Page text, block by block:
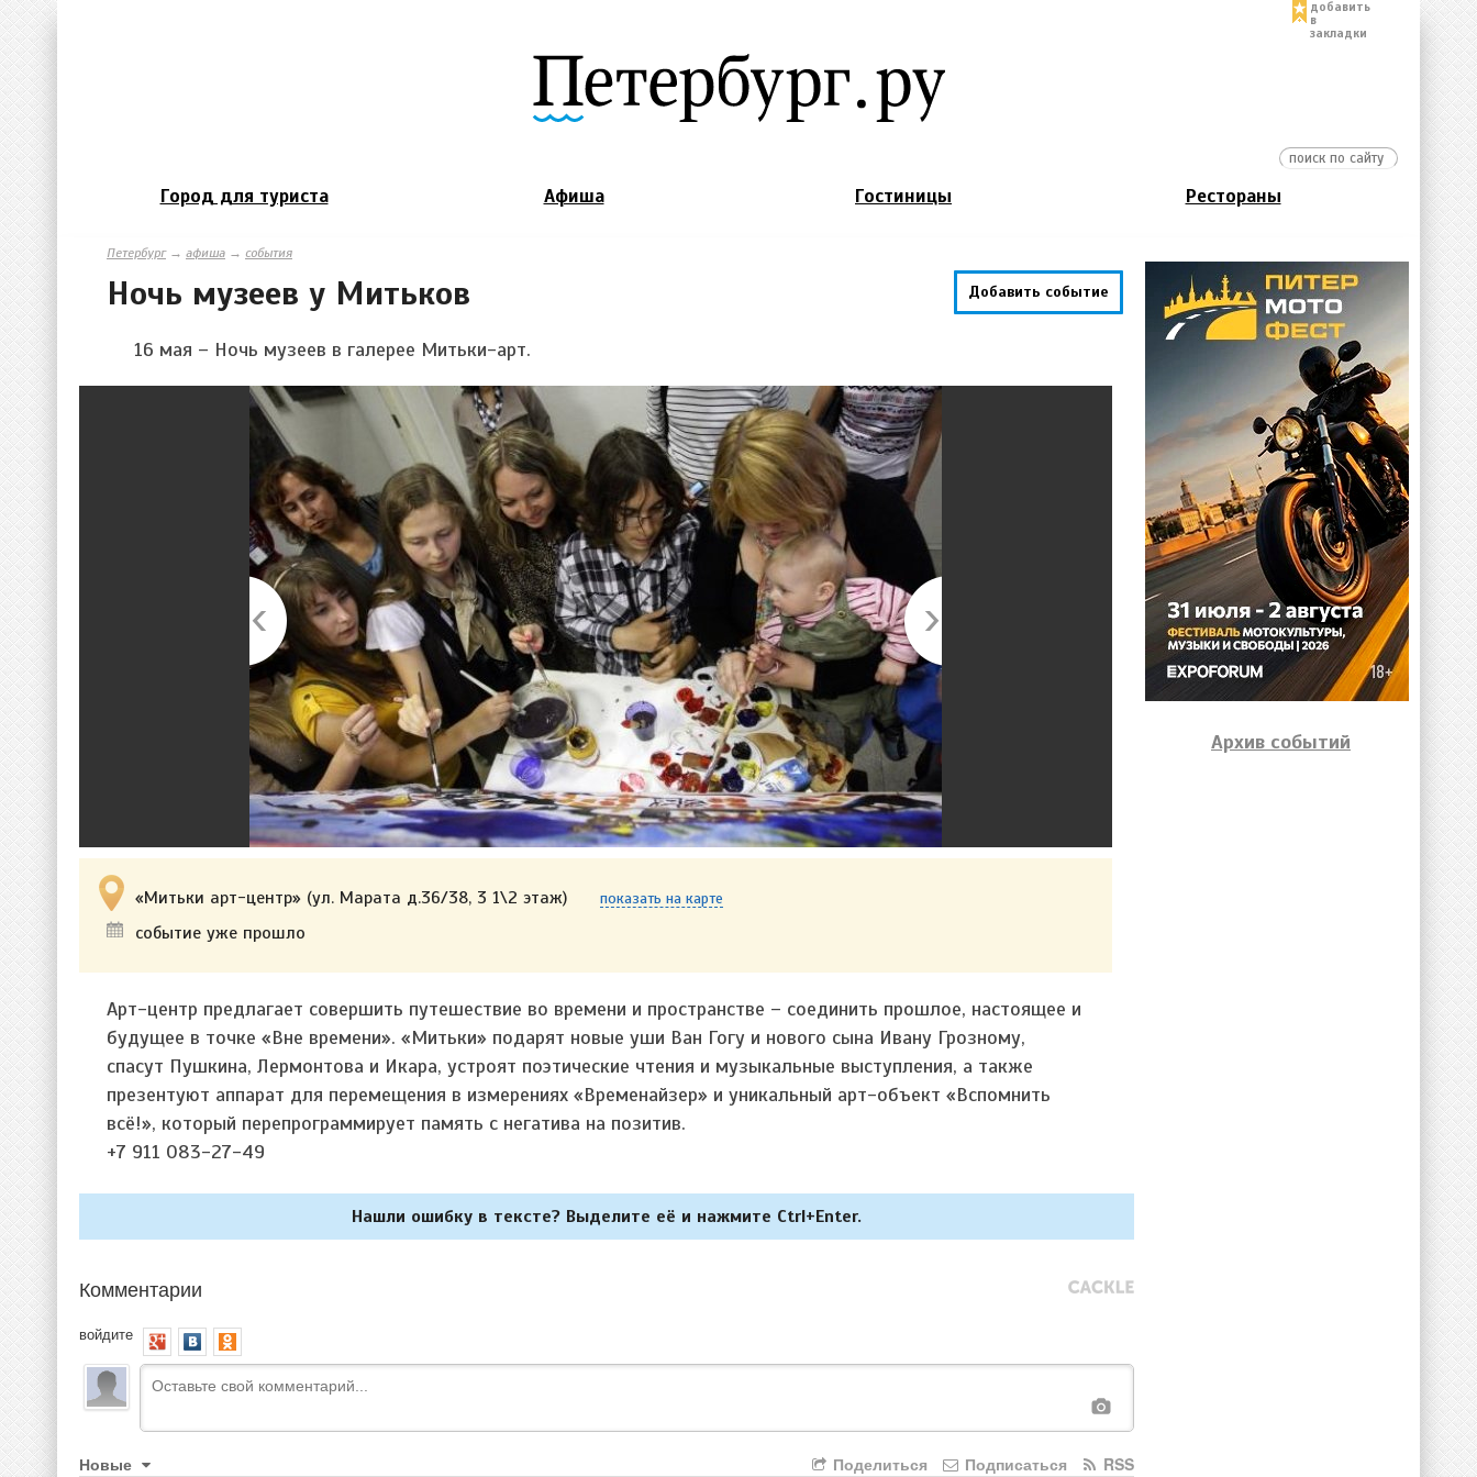
добавить
в
закладки
Город для туриста Афиша Гостиницы Рестораны
Петербург→ афиша → события
Добавить событие
Ночь музеев у Митьков
16 мая – Ночь музеев в галерее Митьки-арт.
«Митьки арт-центр» (ул. Марата д.36/38, 3 1\2 этаж) показать на карте
событие уже прошло
Арт-центр предлагает совершить путешествие во времени и пространстве – соединить прошлое, настоящее и
будущее в точке «Вне времени». «Митьки» подарят новые уши Ван Гогу и нового сына Ивану Грозному,
спасут Пушкина, Лермонтова и Икара, устроят поэтические чтения и музыкальные выступления, а также
презентуют аппарат для перемещения в измерениях «Временайзер» и уникальный арт-объект «Вспомнить
всё!», который перепрограммирует память с негатива на позитив.
+7 911 083-27-49
Нашли ошибку в тексте? Выделите её и нажмите Ctrl+Enter.
Комментарии
войдите
Новые RSS
Подписаться
Поделиться
Архив событий